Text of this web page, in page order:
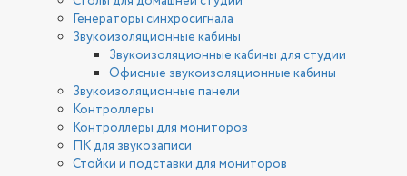
Генераторы синхросигнала
Звукоизоляционные кабины
Звукоизоляционные кабины для студии
Офисные звукоизоляционные кабины
Звукоизоляционные панели
Контроллеры
Контроллеры для мониторов
ПК для звукозаписи
Стойки и подставки для мониторов